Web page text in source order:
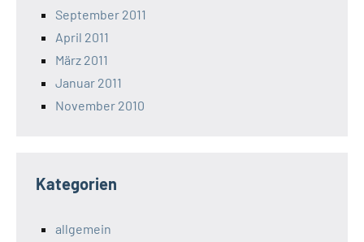
September 2011
April 2011
März 2011
Januar 2011
November 2010
Kategorien
allgemein